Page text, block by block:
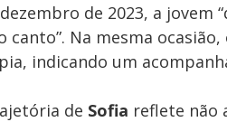
de 2023, a jovem
canto”. Na mesma
indicando um
de Sofia reflete não